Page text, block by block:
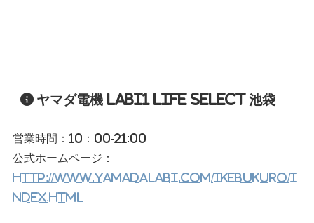
ヤマダ電機 LABI1 LIFE SELECT 池袋
営業時間：10：00-21:00
公式ホームページ：
http://www.yamadalabi.com/ikebukuro/i
ndex.html